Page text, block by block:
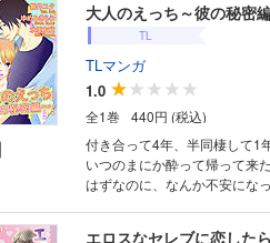
大人のえっち～彼の秘密
TL
TLマンガ
1.0
全1巻
440円 (税込)
付き合って4年、半同棲して1
いつのまにか酔って帰って来
はずなのに、なんか不安にな
エロスなセレブに恋したら